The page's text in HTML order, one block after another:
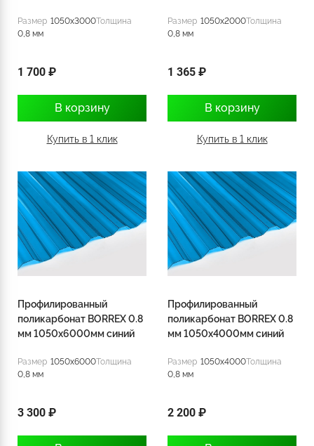
Размер 1050x3000Толщина
0,8 мм
1 700 ₽
В корзину
Купить в 1 клик
Размер 1050x2000Толщина
0,8 мм
1 365 ₽
В корзину
Купить в 1 клик
Профилированный
поликарбонат BORREX 0.8
мм 1050х6000мм синий
Размер 1050x6000Толщина
0,8 мм
3 300 ₽
Профилированный
поликарбонат BORREX 0.8
мм 1050х4000мм синий
Размер 1050x4000Толщина
0,8 мм
2 200 ₽